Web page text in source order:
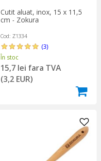
Cutit aluat, inox, 15 x 11,5
cm - Zokura
Cod: Z1334
(3)
În stoc
15,7 lei fara TVA
(3,2 EUR)